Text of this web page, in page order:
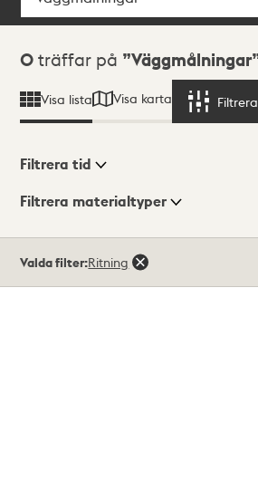
Sökresultat
0 träffar på Väggmålningar
Visa lista Visa karta Filtrera
Visningsläge
Filtrera tid
Filtrera materialtyper
träffar
Valda filter:Ritning